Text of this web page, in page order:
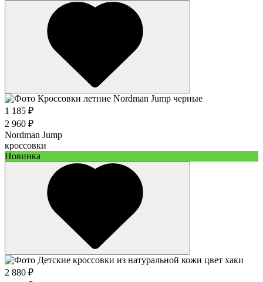
1 185 ₽
2 960 ₽
Nordman Jump
кроссовки
Новинка
2 880 ₽